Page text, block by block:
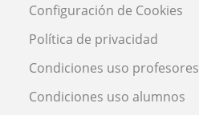
Configuración de Cookies
Política de privacidad
Condiciones uso profesores
Condiciones uso alumnos